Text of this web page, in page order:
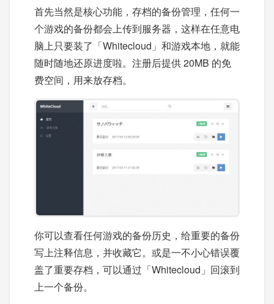
首先当然是核心功能，存档的备份管理，任何一
个游戏的备份都会上传到服务器，这样在任意电
脑上只要装了「Whitecloud」和游戏本地，就能
随时随地还原进度啦。注册后提供 20MB 的免
费空间，用来放存档。
你可以查看任何游戏的备份历史，给重要的备份
写上注释信息，并收藏它。或是一不小心错误覆
盖了重要存档，可以通过「Whitecloud」回滚到
上一个备份。